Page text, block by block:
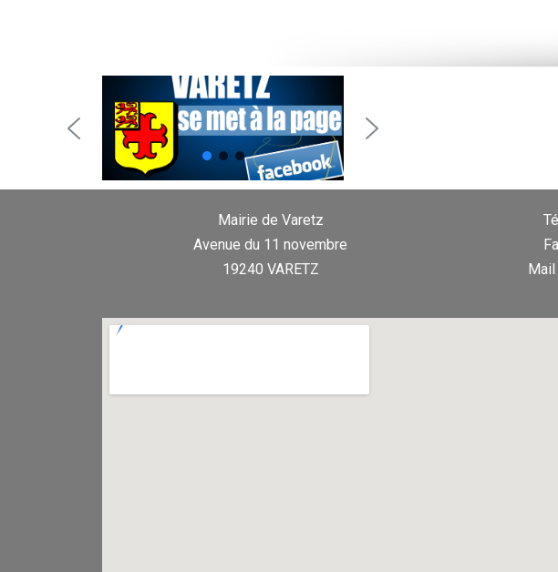
Mairie de Varetz
Avenue du 11 novembre
19240 VARETZ
Mail